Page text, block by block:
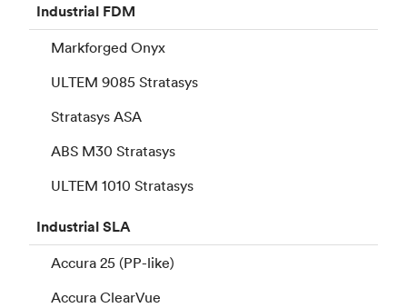
Industrial FDM
Markforged Onyx
ULTEM 9085 Stratasys
Stratasys ASA
ABS M30 Stratasys
ULTEM 1010 Stratasys
IndustrialSLA
Accura 25 (PP-like)
Accura ClearVue